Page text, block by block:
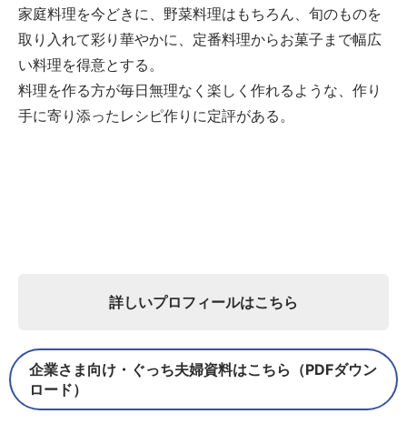
家庭料理を今どきに、野菜料理はもちろん、旬のものを
取り入れて彩り華やかに、定番料理からお菓子まで幅広
い料理を得意とする。
料理を作る方が毎日無理なく楽しく作れるような、作り
手に寄り添ったレシピ作りに定評がある。
詳しいプロフィールはこちら
企業さま向け・ぐっち夫婦資料はこちら（PDFダウン
ロード）